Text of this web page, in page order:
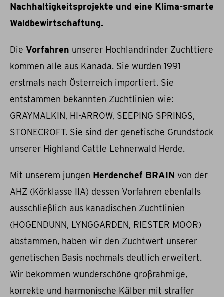
Nachhaltigkeitsprojekte und eine Klima-smarte
Waldbewirtschaftung.
Die Vorfahren unserer Hochlandrinder Zuchttiere
kommen alle aus Kanada. Sie wurden 1991
erstmals nach Österreich importiert. Sie
entstammen bekannten Zuchtlinien wie:
GRAYMALKIN, HI-ARROW, SEEPING SPRINGS,
STONECROFT. Sie sind der genetische Grundstock
unserer Highland Cattle Lehnerwald Herde.
Mit unserem jungen Herdenchef BRAIN von der
AHZ (Körklasse IIA) dessen Vorfahren ebenfalls
ausschließlich aus kanadischen Zuchtlinien
(HOGENDUNN, LYNGGARDEN, RIESTER MOOR)
abstammen, haben wir den Zuchtwert unserer
genetischen Basis nochmals deutlich erweitert.
Wir bekommen wunderschöne großrahmige,
korrekte und harmonische Kälber mit straffer